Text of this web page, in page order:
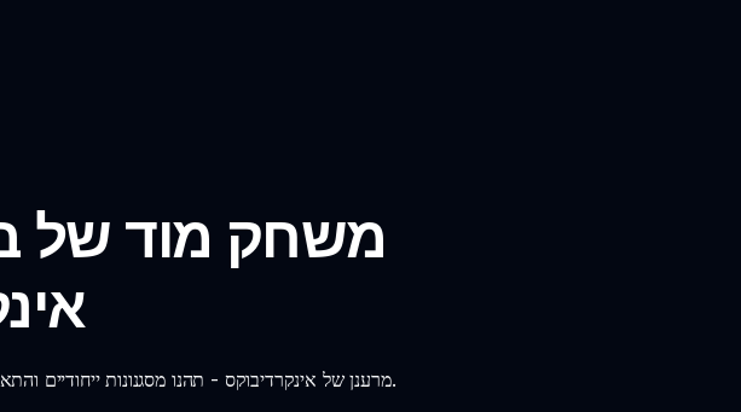
משחק מוד של
הצטרפו לשעשוע עם מוד בנות ספרונקי עם שיער בטר twist מרענן של אינקרדיבוקס - תהנו מסגנונות ייחודיים והתאמה של סאונד.